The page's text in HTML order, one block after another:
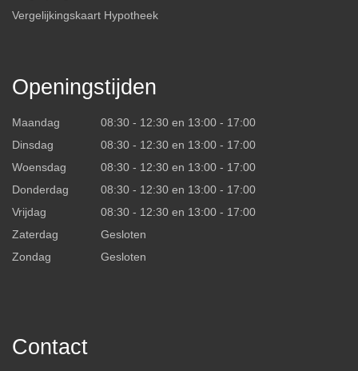
Vergelijkingskaart Hypotheek
Openingstijden
Maandag
08:30 - 12:30 en 13:00 - 17:00
Dinsdag
08:30 - 12:30 en 13:00 - 17:00
Woensdag
08:30 - 12:30 en 13:00 - 17:00
Donderdag
08:30 - 12:30 en 13:00 - 17:00
Vrijdag
08:30 - 12:30 en 13:00 - 17:00
Zaterdag
Gesloten
Zondag
Gesloten
Contact